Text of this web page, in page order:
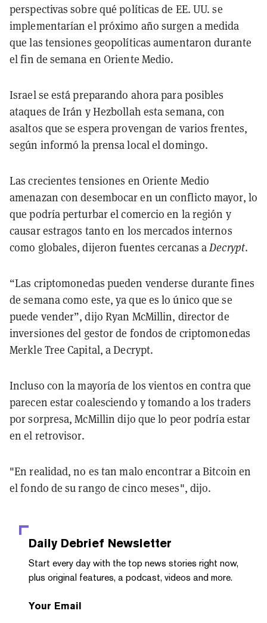
perspectivas sobre qué políticas de EE. UU. se
implementarían el próximo año surgen a medida
que las tensiones geopolíticas aumentaron durante
el fin de semana en Oriente Medio.
Israel se está preparando ahora para posibles
ataques de Irán y Hezbollah esta semana, con
asaltos que se espera provengan de varios frentes,
según informó la prensa local el domingo.
Las crecientes tensiones en Oriente Medio
amenazan con desembocar en un conflicto mayor, lo
que podría perturbar el comercio en la región y
causar estragos tanto en los mercados internos
como globales, dijeron fuentes cercanas aDecrypt.
“Las criptomonedas pueden venderse durante fines
de semana como este, ya que es lo único que se
puede vender”, dijo Ryan McMillin, director de
inversiones del gestor de fondos de criptomonedas
Merkle Tree Capital, a Decrypt.
Incluso con la mayoría de los vientos en contra que
parecen estar coalesciendo y tomando a los traders
por sorpresa, McMillin dijo que lo peor podría estar
en el retrovisor.
"En realidad, no es tan malo encontrar a Bitcoin en
el fondo de su rango de cinco meses", dijo.
Daily Debrief Newsletter
Start every day with the top news stories right now,
plus original features, a podcast, videos and more.
Your Email